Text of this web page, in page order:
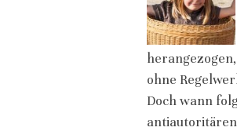
ohne
Doch wann